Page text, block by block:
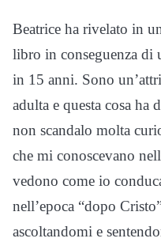
Beatrice ha rivelato in
libro in conseguenza di
in 15 anni. Sono
adulta e questa cosa ha
non scandalo molta
che mi conoscevano
vedono come io
nell’epoca “dopo
ascoltandomi e